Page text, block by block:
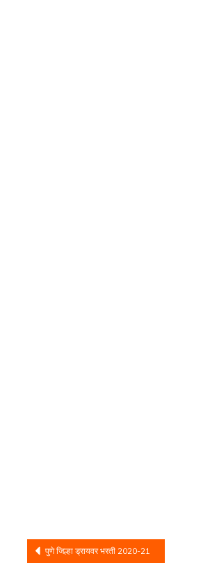
Post
पुणे जिल्हा ड्रायवर भरती 2020-21